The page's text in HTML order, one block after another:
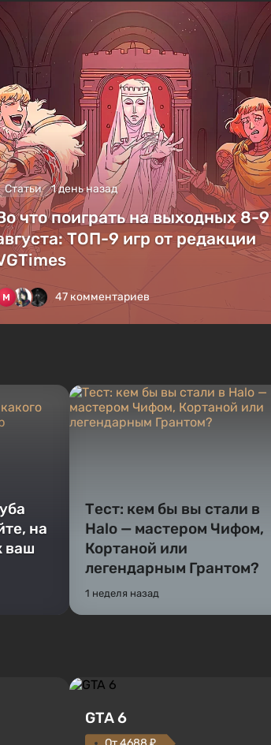
Статьи 1 день назад
что поиграть на выходных 8-9
ТОП-9 игр от редакции
47 комментариев
на
ваш
Тест: кем бы вы стали в
Halo — мастером Чифом,
Кортаной или
легендарным Грантом?
1 неделя назад
GTA 6